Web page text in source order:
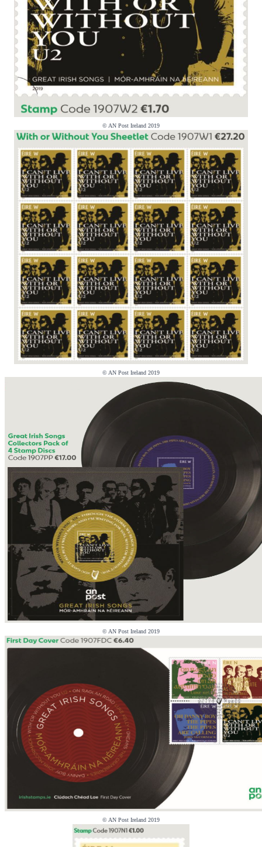
© AN Post Ireland 2019
© AN Post Ireland 2019
© AN Post Ireland 2019
© AN Post Ireland 2019